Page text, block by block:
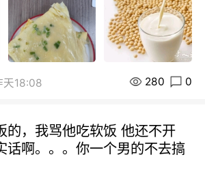
天18:08 280 0
的，我骂他吃软饭 他还不开
话啊。。。你一个男的不去搞